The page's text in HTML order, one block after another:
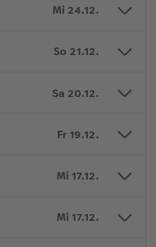
Mi 24.12.
So 21.12.
Sa 20.12.
Fr 19.12.
Mi 17.12.
Mi 17.12.